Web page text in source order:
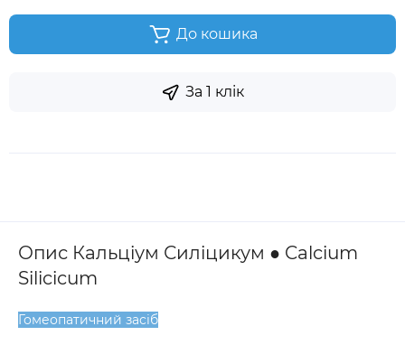
До кошика
За 1 клік
Опис Кальціум Силіцикум ● Calcium
Silicicum
Гомеопатичний засіб